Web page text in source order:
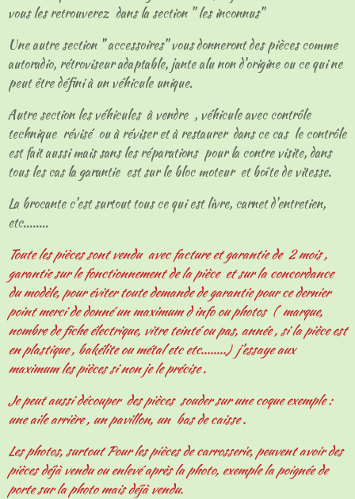
vous les retrouverez dans la section " les inconnus"
Une autre section " accessoires" vous donneront des pièces comme
autoradio, rétroviseur adaptable, jante alu non d'origine ou ce qui ne
peut être défini à un véhicule unique.
Autre section les véhicules à vendre , véhicule avec contrôle
technique révisé ou à réviser et à restaurer dans ce cas le contrôle
est fait aussi mais sans les réparations pour la contre visite, dans
tous les cas la garantie est sur le bloc moteur et boîte de vitesse.
La brocante c'est surtout tous ce qui est livre, carnet d'entretien,
etc........
Toute les pièces sont vendu avec facture et garantie de 2 mois ,
garantie sur le fonctionnement de la pièce et sur la concordance
du modèle, pour éviter toute demande de garantie pour ce dernier
point merci de donné un maximum d info ou photos ( marque,
nombre de fiche électrique, vitre teinté ou pas, année , si la pièce est
en plastique , bakélite ou métal etc etc........) j'essaye aux
maximum les pièces si non je le précise .
Je peut aussi découper des pièces souder sur une coque exemple :
une aile arrière , un pavillon, un bas de caisse .
Les photos, surtout Pour les pièces de carrosserie, peuvent avoir des
pièces déjà vendu ou enlevé après la photo, exemple la poignée de
porte sur la photo mais déjà vendu.